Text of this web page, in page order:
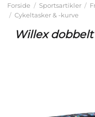
Forside / Sportsartikler /
/ Cykeltasker & -kurve
Willex